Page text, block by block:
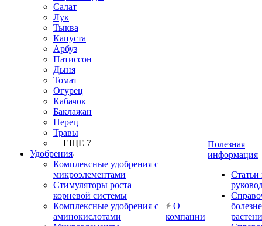
Салат
Лук
Тыква
Капуста
Арбуз
Патиссон
Дыня
Томат
Огурец
Кабачок
Баклажан
Перец
Травы
+ ЕЩЕ 7
Удобрения
Комплексные удобрения с
микроэлементами
Стимуляторы роста
корневой системы
Комплексные удобрения с
аминокислотами
О
компании
Полезная
информация
Статьи